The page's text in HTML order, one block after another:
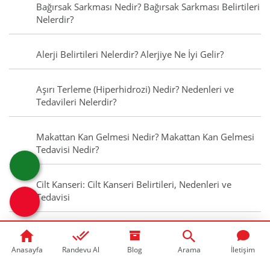
Bağırsak Sarkması Nedir? Bağırsak Sarkması Belirtileri
Nelerdir?
Alerji Belirtileri Nelerdir? Alerjiye Ne İyi Gelir?
Aşırı Terleme (Hiperhidrozi) Nedir? Nedenleri ve
Tedavileri Nelerdir?
Makattan Kan Gelmesi Nedir? Makattan Kan Gelmesi
Tedavisi Nedir?
Cilt Kanseri: Cilt Kanseri Belirtileri, Nedenleri ve
Tedavisi
Dudak Dolgusu Hakkında Bilinmesi Gerekenler
Anasayfa Randevu Al Blog Arama İletişim